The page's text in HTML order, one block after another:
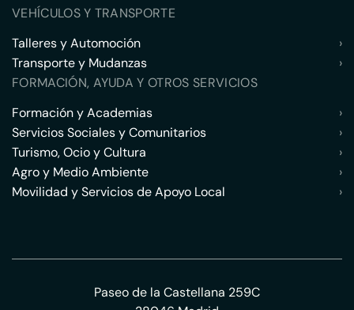
VEHÍCULOS Y TRANSPORTE
Talleres y Automoción
›
Transporte y Mudanzas
›
FORMACIÓN, AYUDA Y OTROS SERVICIOS
Formación y Academias
›
Servicios Sociales y Comunitarios
›
Turismo, Ocio y Cultura
›
Agro y Medio Ambiente
›
Movilidad y Servicios de Apoyo Local
›
Paseo de la Castellana 259C